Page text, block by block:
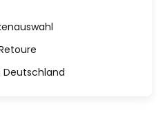
Deutschland